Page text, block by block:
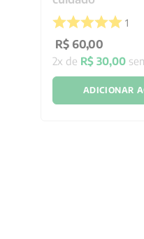
1
R$ 60,00
2x de R$ 30,00
ADICIONAR